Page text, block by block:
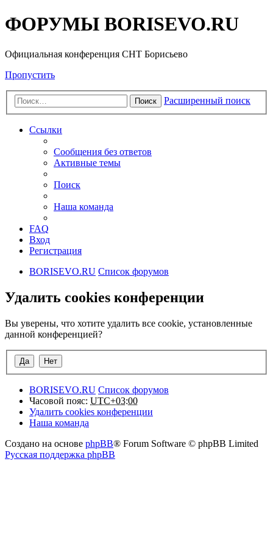
ФОРУМЫ BORISEVO.RU
Официальная конференция СНТ Борисьево
Пропустить
Поиск Расширенный поиск
Ссылки
Сообщения без ответов
Активные темы
Поиск
Наша команда
FAQ
Вход
Регистрация
BORISEVO.RU Список форумов
Удалить cookies конференции
Вы уверены, что хотите удалить все cookie, установленные
данной конференцией?
BORISEVO.RU Список форумов
Часовой пояс: UTC+03:00
Удалить cookies конференции
Наша команда
Создано на основе phpBB® Forum Software © phpBB Limited
Русская поддержка phpBB